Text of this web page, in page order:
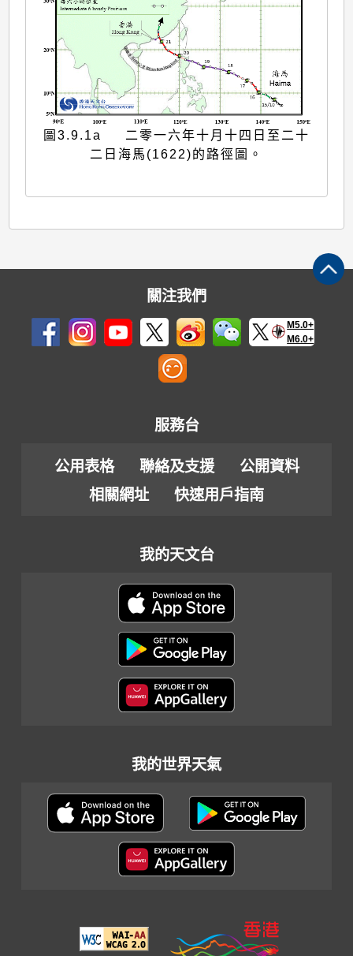
圖3.9.1a 二零一六年十月十四日至二十
二日海馬(1622)的路徑圖。
關注我們
M5.0+
M6.0+
服務台
公用表格 聯絡及支援
公開資料
相關網址
快速用戶指南
我的天文台
我的世界天氣